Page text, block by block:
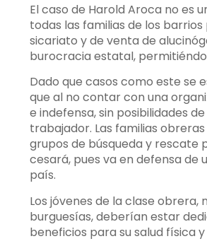
El caso de Harold Aroca no es
todas las familias de los
sicariato y de venta de
burocracia estatal,
Dado que casos como este se
que al no contar con una
e indefensa, sin posibilidades
trabajador. Las familias
grupos de búsqueda y rescate
cesará, pues va en defensa
país.
Los jóvenes de la clase
burguesías, deberían estar
beneficios para su salud física